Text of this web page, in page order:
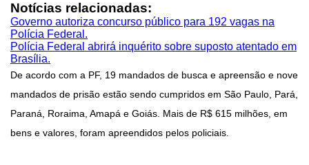
Notícias relacionadas:
Governo autoriza concurso público para 192 vagas na
Polícia Federal.
Polícia Federal abrirá inquérito sobre suposto atentado em
Brasília.
De acordo com a PF, 19 mandados de busca e apreensão e nove
mandados de prisão estão sendo cumpridos em São Paulo, Pará,
Paraná, Roraima, Amapá e Goiás. Mais de R$ 615 milhões, em
bens e valores, foram apreendidos pelos policiais.